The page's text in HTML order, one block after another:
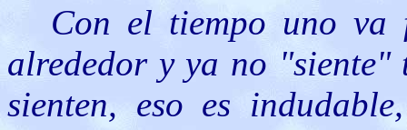
Con el tiempo uno va
alrededor y ya no "siente"
sienten, eso es